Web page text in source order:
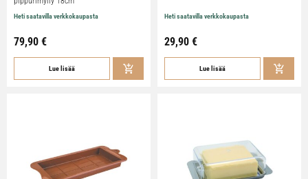
Heti saatavilla verkkokaupasta
79,90 €
Lue lisää
Heti saatavilla verkkokaupasta
29,90 €
Lue lisää